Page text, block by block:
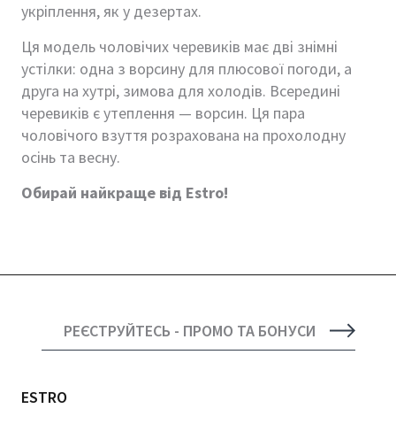
укріплення, як у дезертах.
Ця модель чоловічих черевиків має дві знімні
устілки: одна з ворсину для плюсової погоди, а
друга на хутрі, зимова для холодів. Всередині
черевиків є утеплення — ворсин. Ця пара
чоловічого взуття розрахована на прохолодну
осінь та весну.
Обирай найкраще від Estro!
РЕЄСТРУЙТЕСЬ - ПРОМО ТА БОНУСИ
ESTRO